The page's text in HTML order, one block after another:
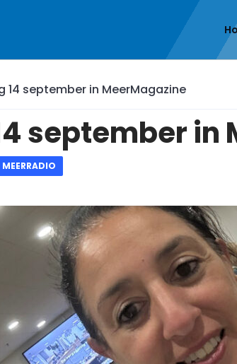
14 september in MeerMagazine
september in
MEERRADIO